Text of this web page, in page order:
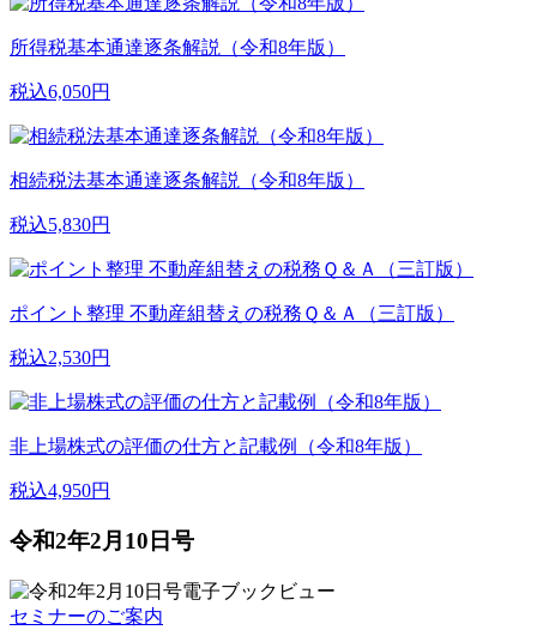
所得税基本通達逐条解説（令和8年版）
税込6,050円
相続税法基本通達逐条解説（令和8年版）
税込5,830円
ポイント整理 不動産組替えの税務Ｑ＆Ａ（三訂版）
税込2,530円
非上場株式の評価の仕方と記載例（令和8年版）
税込4,950円
令和2年2月10日号
セミナーのご案内